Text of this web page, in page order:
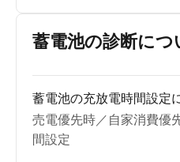
り、ソーラーカーポート
きます。ソーラーカーポ
ーや販売施工店でも活用
蓄電池の診断につ
蓄電池の充放電時間設定
売電優先時／自家消費優
間設定